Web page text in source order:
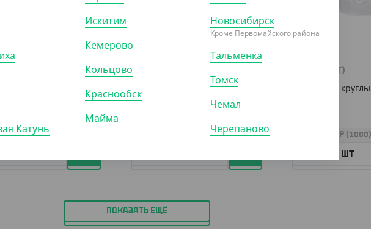
₽
круглый, 350 мл, d-
КОР (1000)
(2.68 ₽/ШТ)
Контейнер круглый, 200 мл, d-
101 мм
(2.48 ₽/ШТ)
Контейнер
КОР (1000)
ПОКАЗАТЬ ЕЩЁ
Катунь
Искитим
Кемерово
Кольцово
Краснообск
Майма
Новосибирск
Кроме Первомайского района
Тальменка
Томск
Чемал
Черепаново